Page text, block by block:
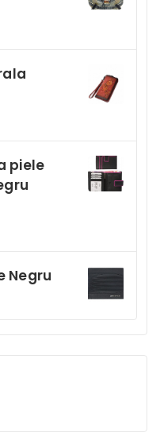
piele
Negru